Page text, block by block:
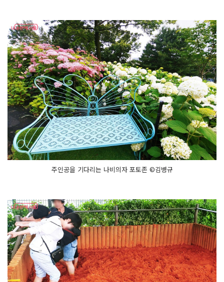
주인공을 기다리는 나비의자 포토존 ©김병규